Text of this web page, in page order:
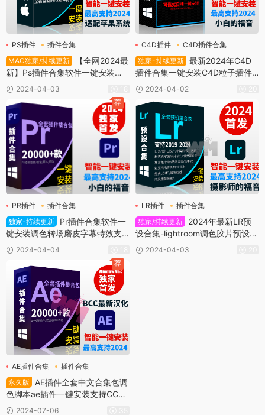
PS插件
插件合集
MAC独家/持续更新
【全网2024最
新】Ps插件合集软件一键安装包f
or mac包含Nik套装/Exposure X
7胶片/Snap Art眼睛糖果滤镜/降
噪/DR5/磨皮美颜/抠图/证件照/调
色预设等插件一键安装包支持PS
2021-2024 PS Plug-ins Suite等
所有版本持续更新免费下载
2024-04-03
C4D插件
C4D插件合集
插件合集
独家-持续更新 最新2024年C4D
插件合集一键安装C4D粒子插件
流体OC渲染材质素材包支持R19-
2024[windows]
2024-04-02
PR插件
插件合集
独家-持续更新
Pr插件合集软件一
键安装调色转场磨皮字幕特效支
持CC 2020 2021 2022 2023 20
24[windows]
2024-04-04
荐
LR插件
插件合集
独家/持续更新
2024年最新LR预
设合集-lightroom调色胶片预设/
日系/复古/人像精修 一键安装WI
N版
2024-04-03
AE插件合集
插件合集
永久版
AE插件全套中文合集包调
色脚本ae插件一键安装支持CC20
19 2020 2021 2022 2023 2024
2024-07-06
荐